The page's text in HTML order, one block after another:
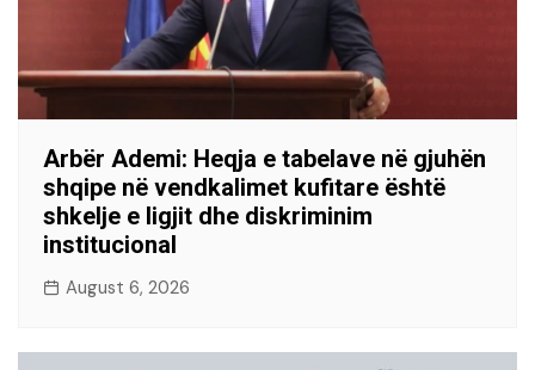
Arbër Ademi: Heqja e tabelave në gjuhën
shqipe në vendkalimet kufitare është
shkelje e ligjit dhe diskriminim
institucional
August 6, 2026